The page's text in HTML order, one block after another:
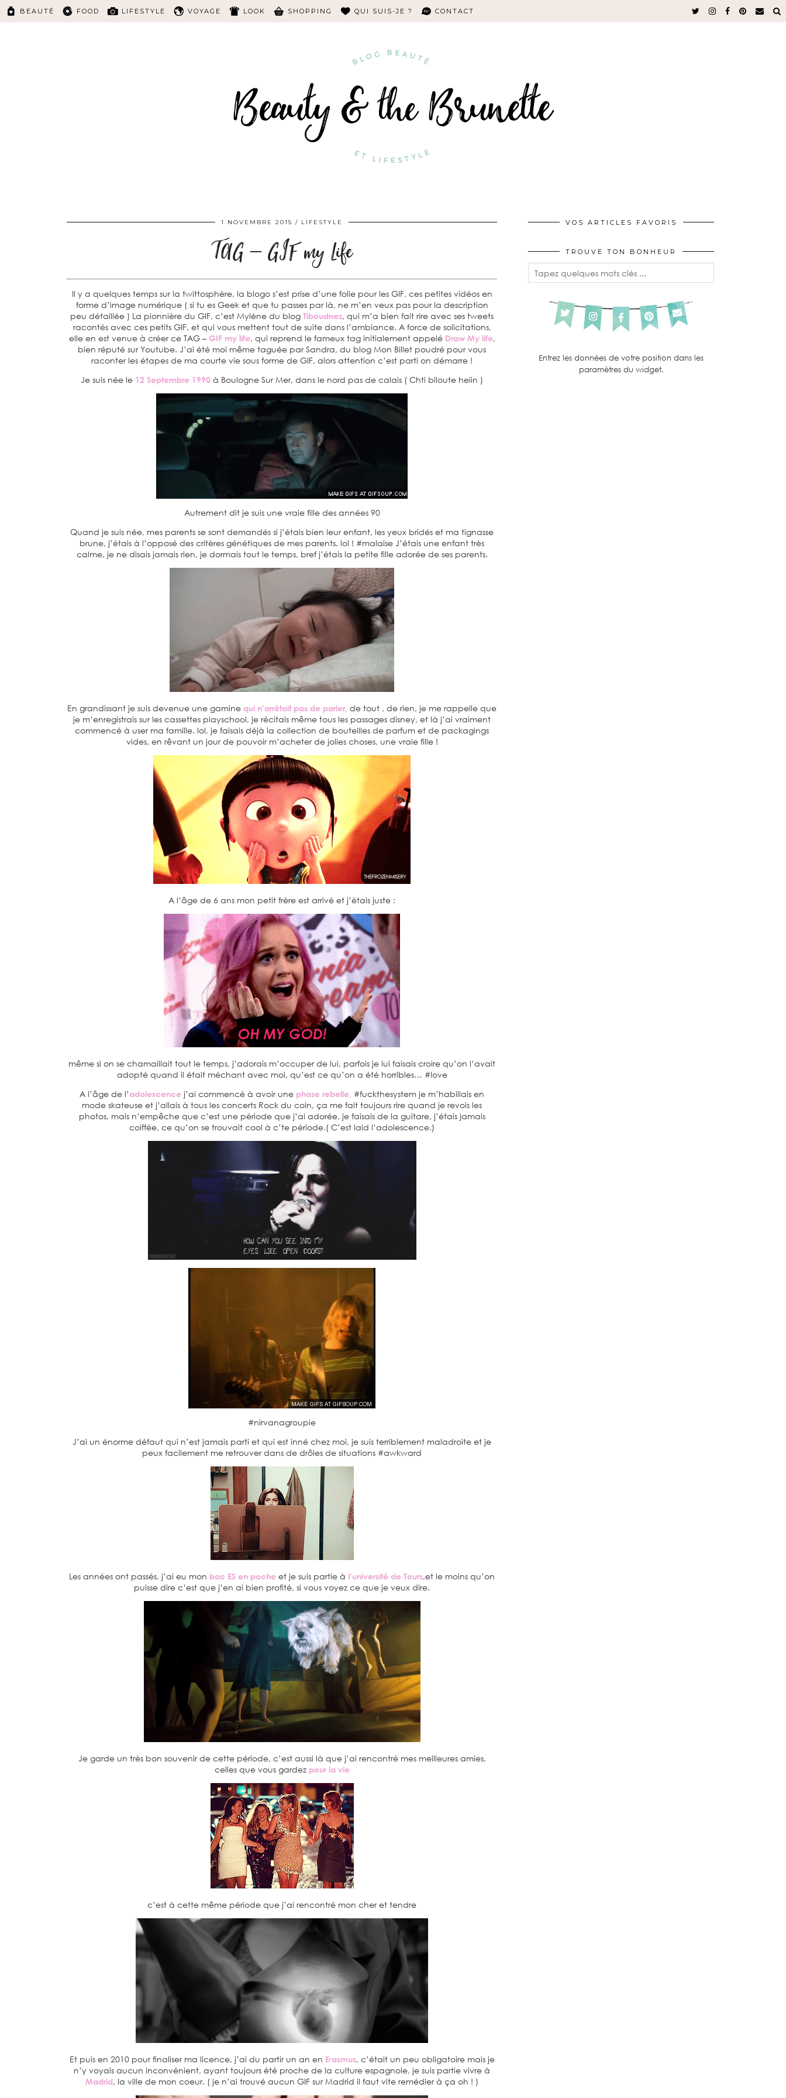
BEAUTÉ FOOD LIFESTYLE VOYAGE LOOK SHOPPING QUI SUIS-JE ? CONTACT
1 NOVEMBRE 2015 LIFESTYLE
TAG – GIF my Life
Il y a quelques temps sur la twittosphère, la blogo s’est prise d’une folie pour les GIF, ces petites vidéos en
forme d’image numérique ( si tu es Geek et que tu passes par là, ne m’en veux pas pour la description
peu détaillée ) La pionnière du GIF, c’est Mylène du blog Tiboudnez, qui m’a bien fait rire avec ses tweets
racontés avec ces petits GIF, et qui vous mettent tout de suite dans l’ambiance. A force de solicitations,
elle en est venue à créer ce TAG – GIF my life, qui reprend le fameux tag initialement appeléDraw My life,
bien réputé sur Youtube. J’ai été moi même taguée par Sandra, du blog Mon Billet poudré pour vous
raconter les étapes de ma courte vie sous forme de GIF, alors attention c’est parti on démarre !
Je suis née le 12 Septembre 1990 à Boulogne Sur Mer, dans le nord pas de calais ( Chti biloute heiin )
Autrement dit je suis une vraie fille des années 90
Quand je suis née, mes parents se sont demandés si j’étais bien leur enfant, les yeux bridés et ma tignasse
brune, j’étais à l’opposé des critères génétiques de mes parents. lol ! #malaise J’étais une enfant très
calme, je ne disais jamais rien, je dormais tout le temps, bref j’étais la petite fille adorée de ses parents.
En grandissant je suis devenue une gamine qui n’arrêtait pas de parler, de tout , de rien, je me rappelle que
je m’enregistrais sur les cassettes playschool, je récitais même tous les passages disney, et là j’ai vraiment
commencé à user ma famille. lol, je faisais déjà la collection de bouteilles de parfum et de packagings
vides, en rêvant un jour de pouvoir m’acheter de jolies choses, une vraie fille !
A l’âge de 6 ans mon petit frère est arrivé et j’étais juste :
même si on se chamaillait tout le temps, j’adorais m’occuper de lui, parfois je lui faisais croire qu’on l’avait
adopté quand il était méchant avec moi, qu’est ce qu’on a été horribles… #love
A l’âge de l’adolescence j’ai commencé à avoir une phase rebelle, #fuckthesystem je m’habillais en
mode skateuse et j’allais à tous les concerts Rock du coin, ça me fait toujours rire quand je revois les
photos, mais n’empêche que c’est une période que j’ai adorée, je faisais de la guitare, j’étais jamais
coiffée, ce qu’on se trouvait cool à c’te période.( C’est laid l’adolescence.)
#nirvanagroupie
J’ai un énorme défaut qui n’est jamais parti et qui est inné chez moi, je suis terriblement maladroite et je
peux facilement me retrouver dans de drôles de situations #awkward
Les années ont passés, j’ai eu mon bac ES en poche et je suis partie à l’université de Tours,et le moins qu’on
puisse dire c’est que j’en ai bien profité, si vous voyez ce que je veux dire.
Je garde un très bon souvenir de cette période, c’est aussi là que j’ai rencontré mes meilleures amies,
celles que vous gardez pour la vie
c’est à cette même période que j’ai rencontré mon cher et tendre
Et puis en 2010 pour finaliser ma licence, j’ai du partir un an en Erasmus, c’était un peu obligatoire mais je
n’y voyais aucun inconvénient, ayant toujours été proche de la culture espagnole, je suis partie vivre à
Madrid, la ville de mon coeur. ( je n’ai trouvé aucun GIF sur Madrid il faut vite remédier à ça oh ! )
VOS ARTICLES FAVORIS
TROUVE TON BONHEUR
Entrez les données de votre position dans les
paramètres du widget.